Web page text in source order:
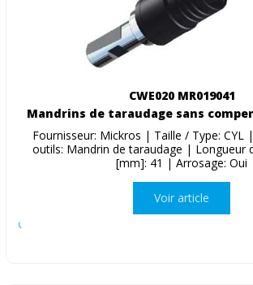
CWE020 MR019041
Mandrins de taraudage sans
Fournisseur: Mickros | Taille / Type: CYL
outils: Mandrin de taraudage | Longueur
[mm]: 41 | Arrosage: Oui
Voir article